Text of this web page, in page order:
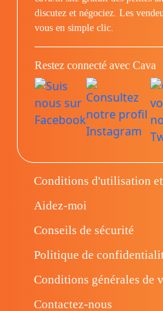
discutez et négociez. Les
vous en simple clic.
Restez connecté avec Cava
Conditions d'utilisation
Aidez-moi
Conseils de sécurité
Politique de
Conditions générales de
Contactez-nous